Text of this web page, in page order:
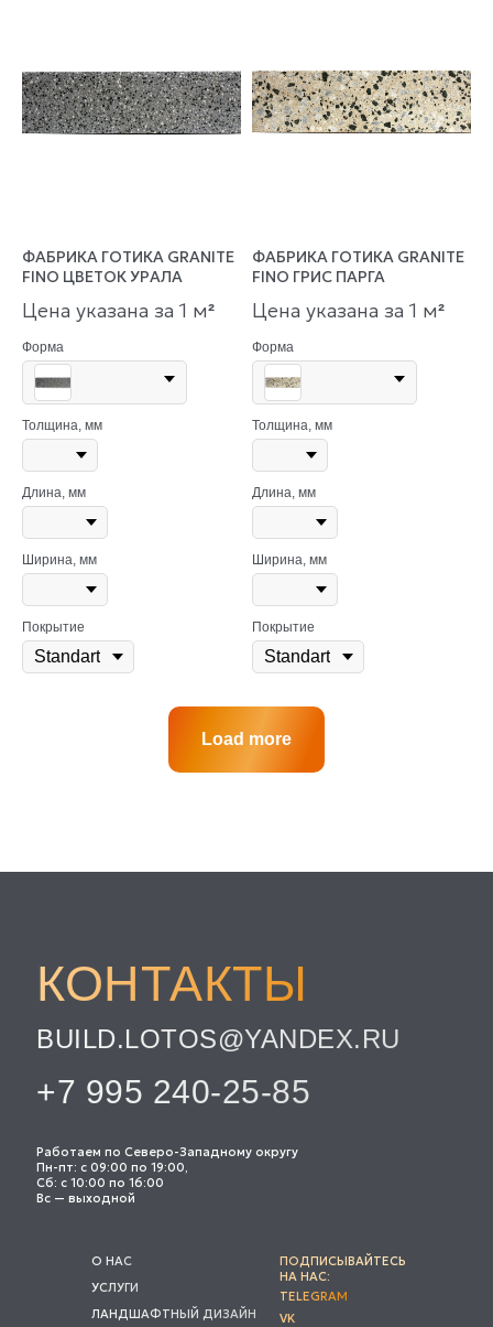
ФАБРИКА ГОТИКА GRANITE
FINO ЦВЕТОК УРАЛА
Цена указана за 1 м²
Форма
Толщина, мм
Длина, мм
Ширина, мм
Покрытие
ФАБРИКА ГОТИКА GRANITE
FINO ГРИС ПАРГА
Цена указана за 1 м²
Форма
Толщина, мм
Длина, мм
Ширина, мм
Покрытие
Load more
ПОДПИСЫВАЙТЕСЬ
НА НАС:
VK
TELEGRAM
ЛАНДШАФТНЫЙ ДИЗАЙН
УСЛУГИ
О НАС
Работаем по Северо-Западному округу
Пн-пт: с 09:00 по 19:00,
Сб: с 10:00 по 16:00
Вс — выходной
+7 995 240-25-85
BUILD.LOTOS@YANDEX.RU
КОНТАКТЫ